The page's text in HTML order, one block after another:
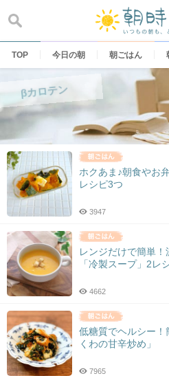
content
TOP 今日の朝 朝ごはん
βカロテン
ホクあま♪朝食やお
レシピ3つ
3947
レンジだけで簡単！
「冷製スープ」2レ
4662
低糖質でヘルシー！
くわの甘辛炒め」
7965